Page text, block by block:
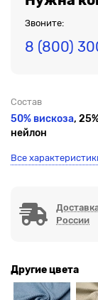
Звоните:
8 (800)
Состав
50% вискоза,
нейлон
Все
России
Другие цвета